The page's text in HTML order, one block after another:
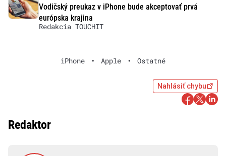
Vodičský preukaz v iPhone bude akceptovať prvá
európska krajina
Redakcia TOUCHIT
iPhone • Apple • Ostatné
Nahlásiť chybu
Redaktor